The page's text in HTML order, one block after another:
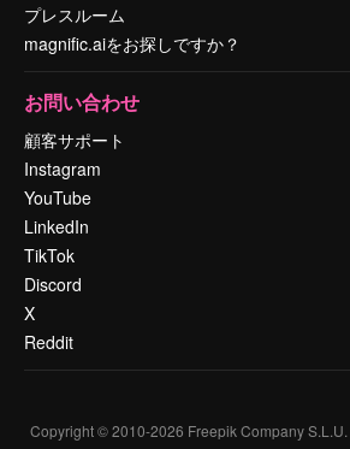
プレスルーム
magnific.aiをお探しですか？
お問い合わせ
顧客サポート
Instagram
YouTube
LinkedIn
TikTok
Discord
X
Reddit
Copyright © 2010-2026 Freepik Company S.L.U.